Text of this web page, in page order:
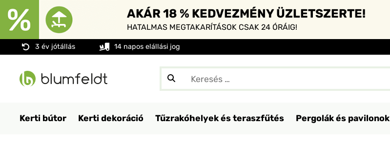
AKÁR 18 % KEDVEZMÉNY ÜZLETSZERTE!
HATALMAS MEGTAKARÍTÁSOK CSAK 24 ÓRÁIG!
3 év jótállás 14 napos elállási jog
Kerti bútor Kerti dekoráció Tűzrakóhelyek és teraszfűtés Pergolák és pavilonok